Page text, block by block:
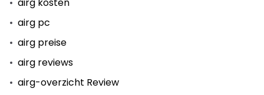
airg pc
airg preise
airg reviews
airg-overzicht Review